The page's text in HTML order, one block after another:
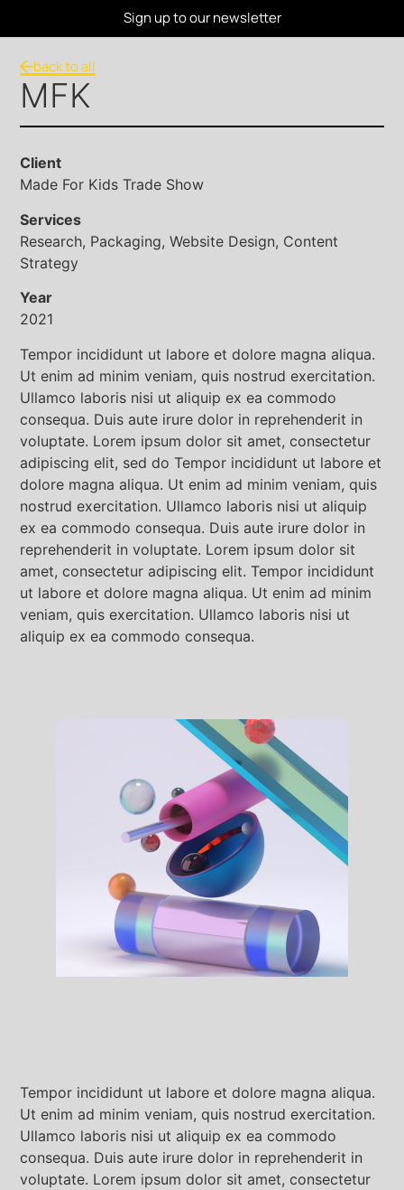
Sign up to our newsletter
back to all
MFK
Client
Made For Kids Trade Show
Services
Research, Packaging, Website Design, Content
Strategy
Year
2021
Tempor incididunt ut labore et dolore magna aliqua.
Ut enim ad minim veniam, quis nostrud exercitation.
Ullamco laboris nisi ut aliquip ex ea commodo
consequa. Duis aute irure dolor in reprehenderit in
voluptate. Lorem ipsum dolor sit amet, consectetur
adipiscing elit, sed do Tempor incididunt ut labore et
dolore magna aliqua. Ut enim ad minim veniam, quis
nostrud exercitation. Ullamco laboris nisi ut aliquip
ex ea commodo consequa. Duis aute irure dolor in
reprehenderit in voluptate. Lorem ipsum dolor sit
amet, consectetur adipiscing elit. Tempor incididunt
ut labore et dolore magna aliqua. Ut enim ad minim
veniam, quis exercitation. Ullamco laboris nisi ut
aliquip ex ea commodo consequa.
Tempor incididunt ut labore et dolore magna aliqua.
Ut enim ad minim veniam, quis nostrud exercitation.
Ullamco laboris nisi ut aliquip ex ea commodo
consequa. Duis aute irure dolor in reprehenderit in
voluptate. Lorem ipsum dolor sit amet, consectetur